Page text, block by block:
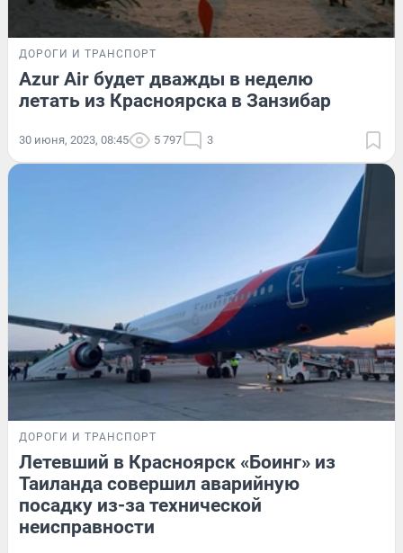
ДОРОГИ И ТРАНСПОРТ
Azur Air будет дважды в неделю
летать из Красноярска в Занзибар
30 июня, 2023, 08:45 5 797 3
ДОРОГИ И ТРАНСПОРТ
Летевший в Красноярск «Боинг» из
Таиланда совершил аварийную
посадку из-за технической
неисправности